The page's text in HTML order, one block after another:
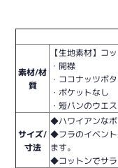
素材/材
質
【生地素材】コ
・開襟
・ココナッツボ
・ポケットなし
・短パンのウエ
サイズ/
寸法
◆ハワイアンなボ
◆フラのイベント
ます。
◆コットンでサラ